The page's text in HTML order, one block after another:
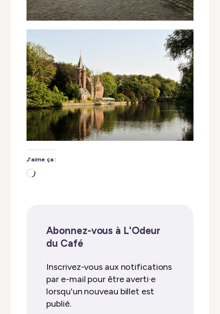
J’aime ça :
Chargement…
Abonnez-vous à L'Odeur
du Café
Inscrivez-vous aux notifications
par e-mail pour être averti·e
lorsqu'un nouveau billet est
publié.